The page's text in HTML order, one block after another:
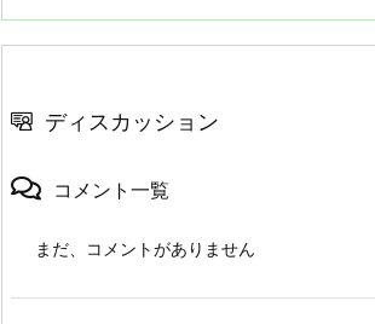
ディスカッション
コメント一覧
まだ、コメントがありません